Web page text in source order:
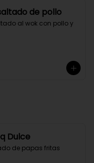
de pollo
al wok con pollo y
Dulce
de papas fritas